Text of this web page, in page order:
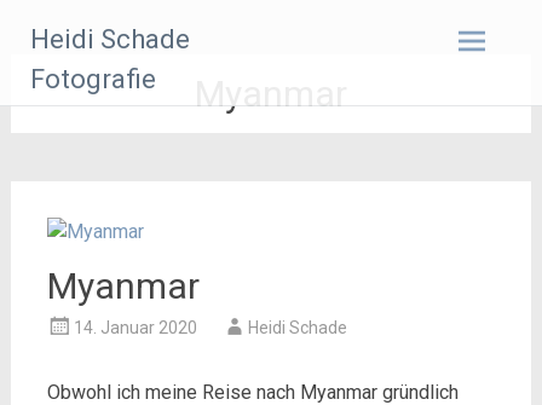
Inhalt
springen
Heidi Schade
Fotografie
Myanmar
Myanmar
14. Januar 2020 Heidi Schade
Obwohl ich meine Reise nach Myanmar gründlich